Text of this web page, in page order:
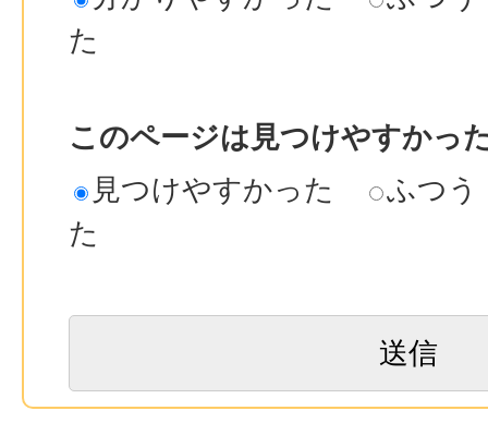
た
このページは見つけやすかっ
見つけやすかった
ふつう
た